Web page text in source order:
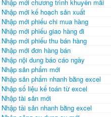
Nhập mới chương trình khuyến mãi
Nhập mới kế hoạch sản xuất
Nhập mới phiếu chi mua hàng
Nhập mới phiếu giao hàng đi
Nhập mới phiếu thu bán hàng
Nhập mới đơn hàng bán
Nhập nội dung báo cáo ngày
Nhập sản phẩm mới
Nhập sản phẩm nhanh bằng excel
Nhập số liệu kế toán từ excel
Nhập tài sản mới
Nhập tài sản nhanh bằng excel